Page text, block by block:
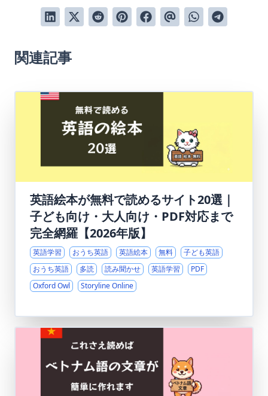
関連記事
英語絵本が無料で読めるサイト20選｜
子ども向け・大人向け・PDF対応まで
完全網羅【2026年版】
英語学習 おうち英語 英語絵本 無料
子ども英語
おうち英語
多読 読み聞かせ 英語学習
PDF
Oxford Owl
Storyline Online